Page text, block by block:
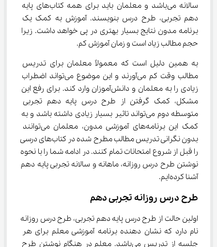
سالانه می‌باشد و معلمان باید برای همه کتاب‌های پایه
دهم تجربی، طرح درس بنویسند. آموزش به کمک یک
برنامه مدون نتایج بسیار بهتری در پی خواهد داشت. زیرا
حجم مطالب زیاد است و زمان آموزش کم.
به همین دلیل است که معمولاً معلمان برای تدریس
مطالب وقت کم می‌آورند و این موضوع می‌تواند اضطراب
زیادی را به معلمان و دانش‌آموزان وارد کند. برای رفع این
مشکل، کمک گرفتن از طرح درس پایه دهم تجربی
متوسطه دوم می‌تواند تاثیر بسیار زیادی داشته باشد و به
کمک این برنامه‌های آموزشی مدون، معلمان می‌توانند
بدون نگرانی تدریس مطالب مطرح شده در کتاب‌های درسی
را قبل از شروع امتحانات تمام کنند. در ادامه شما را با نحوه
نوشتن طرح درس روزانه، ماهانه و سالانه تجربی پایه دهم
آشنا کرده‌ایم.
طرح درس روزانه تجربی دهم
اولین حالت از طرح درس پایه دهم تجربی، طرح درس روزانه
نام دارد که نشان دهنده برنامه آموزشی معلم برای هر
جلسه از تدریس می‌باشد. معلم در هنگام نوشتن طرح